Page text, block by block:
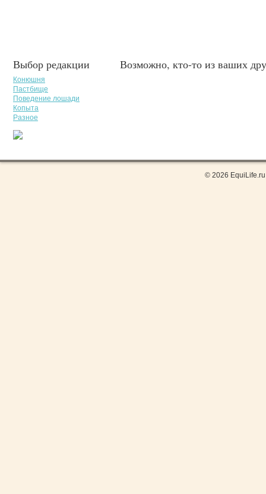
Выбор редакции
Конюшня
Пастбище
Поведение лошади
Копыта
Разное
Возможно, кто-то из ваших
© 2026